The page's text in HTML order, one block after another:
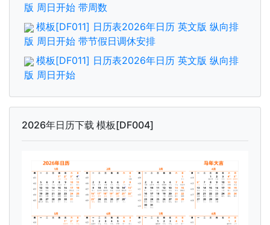
版 周日开始 带周数
模板[DF011] 日历表2026年日历 英文版 纵向排
版 周日开始 带节假日调休安排
模板[DF011] 日历表2026年日历 英文版 纵向排
版 周日开始
2026年日历下载 模板[DF004]